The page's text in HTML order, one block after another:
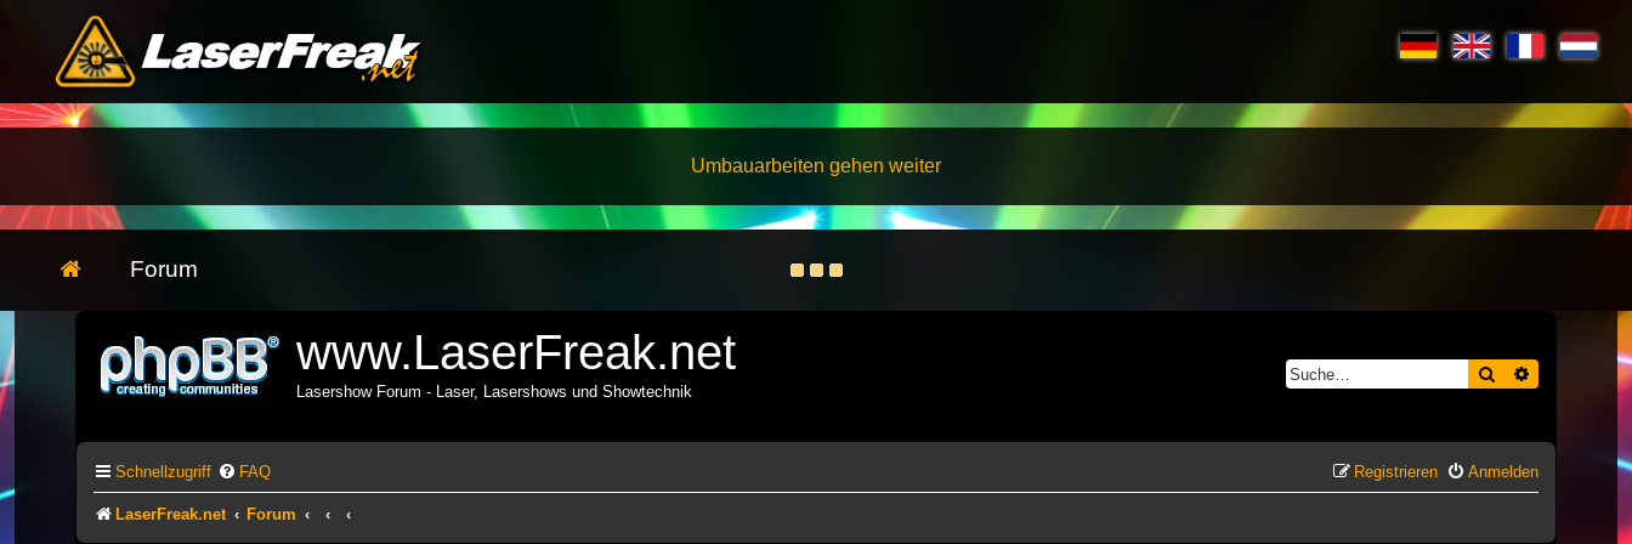
Umbauarbeiten gehen weiter
Forum
www.LaserFreak.net
Lasershow Forum - Laser, Lasershows und Showtechnik
Suche Erweiterte
Schnellzugriff FAQ Anmelden
Registrieren
LaserFreak.net Forum